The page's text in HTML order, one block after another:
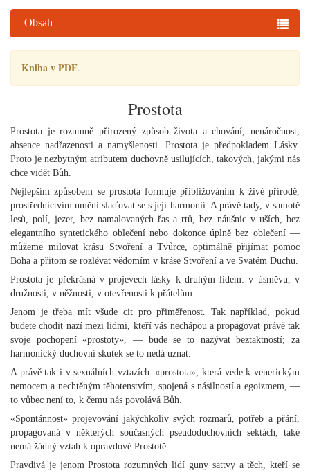
Obsah
Kniha v PDF.
Prostota
Prostota je rozumně přirozený způsob života a chování, nenáročnost,
absence nadřazenosti a namyšlenosti. Prostota je předpokladem Lásky.
Proto je nezbytným atributem duchovně usilujících, takových, jakými nás
chce vidět Bůh.
Nejlepším způsobem se prostota formuje přibližováním k živé přírodě,
prostřednictvím umění slaďovat se s její harmonií. A právě tady, v samotě
lesů, polí, jezer, bez namalovaných řas a rtů, bez náušnic v uších, bez
elegantního syntetického oblečení nebo dokonce úplně bez oblečení —
můžeme milovat krásu Stvoření a Tvůrce, optimálně přijímat pomoc
Boha a přitom se rozlévat vědomím v kráse Stvoření a ve Svatém Duchu.
Prostota je překrásná v projevech lásky k druhým lidem: v úsměvu, v
družnosti, v něžnosti, v otevřenosti k přátelům.
Jenom je třeba mít všude cit pro přiměřenost. Tak například, pokud
budete chodit nazí mezi lidmi, kteří vás nechápou a propagovat právě tak
svoje pochopení «prostoty», — bude se to nazývat beztaktností; za
harmonický duchovní skutek se to nedá uznat.
A právě tak i v sexuálních vztazích: «prostota», která vede k venerickým
nemocem a nechtěným těhotenstvím, spojená s násilností a egoizmem, —
to vůbec není to, k čemu nás povolává Bůh.
«Spontánnost» projevování jakýchkoliv svých rozmarů, potřeb a přání,
propagovaná v některých současných pseudoduchovních sektách, také
nemá žádný vztah k opravdové Prostotě.
Pravdivá je jenom Prostota rozumných lidí guny sattvy a těch, kteří se